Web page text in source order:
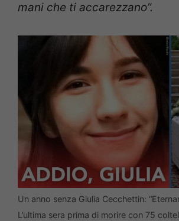
mani che ti accarezzano”.
Un anno senza Giulia Cecchettin:
L’ultima sera prima di morire con 75